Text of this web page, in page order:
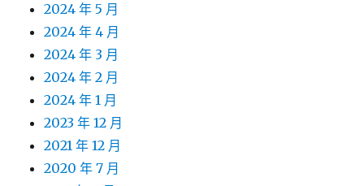
2024 年 5 月
2024 年 4 月
2024 年 3 月
2024 年 2 月
2024 年 1 月
2023 年 12 月
2021 年 12 月
2020 年 7 月